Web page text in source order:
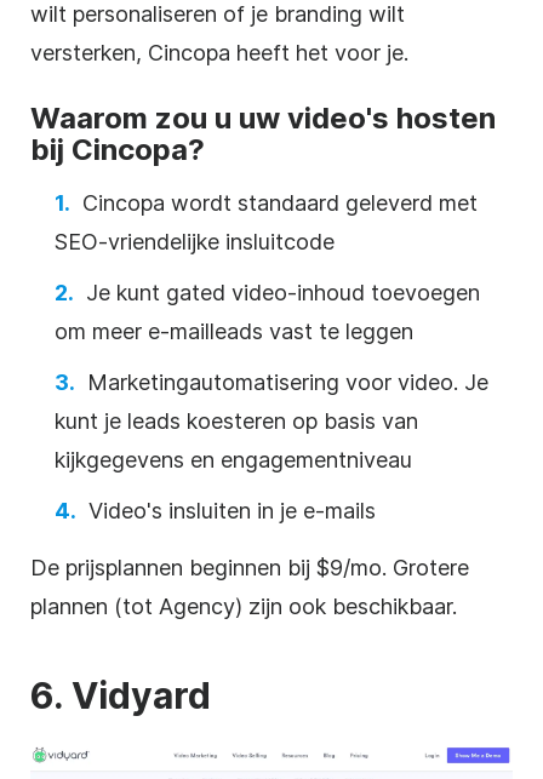
wilt personaliseren of je branding wilt
versterken, Cincopa heeft het voor je.
Waarom zou u uw video's hosten
bij Cincopa?
Cincopa wordt standaard geleverd met
SEO-vriendelijke insluitcode
Je kunt gated video-inhoud toevoegen
om meer e-mailleads vast te leggen
Marketingautomatisering voor video. Je
kunt je leads koesteren op basis van
kijkgegevens en engagementniveau
Video's insluiten in je e-mails
De prijsplannen beginnen bij $9/mo. Grotere
plannen (tot Agency) zijn ook beschikbaar.
6. Vidyard